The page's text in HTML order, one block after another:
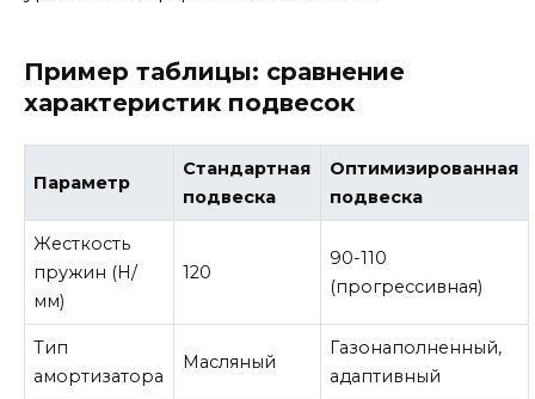
Пример таблицы: сравнение
характеристик подвесок
Параметр
Стандартная
подвеска
Оптимизированная
подвеска
Жесткость
пружин (Н/
мм)
120
90-110
(прогрессивная)
Тип
амортизатора
Масляный
Газонаполненный,
адаптивный